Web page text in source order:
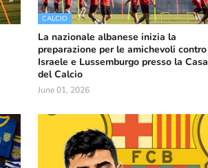
CALCIO
La nazionale albanese inizia la
preparazione per le amichevoli contro
Israele e Lussemburgo presso la Casa
del Calcio
June 01, 2026